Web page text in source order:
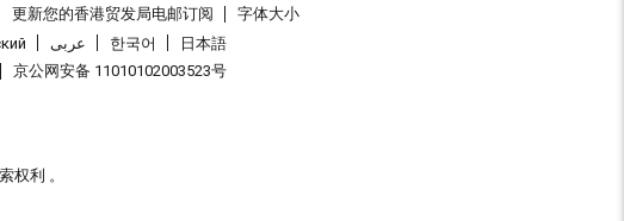
更新您的香港贸发局电邮订阅
字体大小
عربى 한국어
日本語
京公网安备 11010102003523号
权利 。